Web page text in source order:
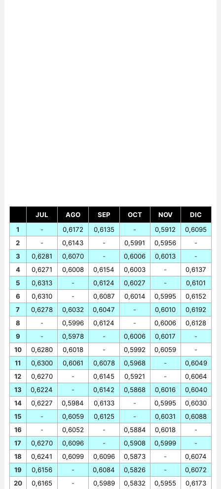
JUL AGO SEP OCT NOV
DIC
1
2
3
4
5
6
7
8
9
10
11
12
13
14
15
16
17
18
19
20
-
-
0,6281
0,6271
0,6313
0,6310
0,6278
-
-
0,6280
0,6300
0,6270
0,6224
0,6227
-
-
0,6270
0,6241
0,6156
0,6165
0,6172
0,6143
0,6070
0,6008
-
-
0,6032
0,5996
0,5978
0,6018
0,6061
-
-
0,5984
0,6059
0,6052
0,6096
0,6099
-
-
0,6135
-
-
0,6154
0,6124
0,6087
0,6047
0,6124
-
-
0,6078
0,6145
0,6142
0,6133
0,6125
-
-
0,6096
0,6084
0,5989
-
0,5991
0,6006
0,6003
0,6027
0,6014
-
-
0,6006
0,5992
0,5968
0,5921
0,5868
-
-
0,5884
0,5908
0,5873
0,5826
0,5832
0,5912
0,5956
0,6013
-
-
0,5995
0,6010
0,6006
0,6017
0,6059
-
-
0,6016
0,5995
0,6031
0,6018
0,5999
-
-
0,5955
0,6095
-
-
0,6137
0,6101
0,6152
0,6192
0,6128
-
-
0,6049
0,6064
0,6040
0,6030
0,6088
-
-
0,6074
0,6072
0,6173